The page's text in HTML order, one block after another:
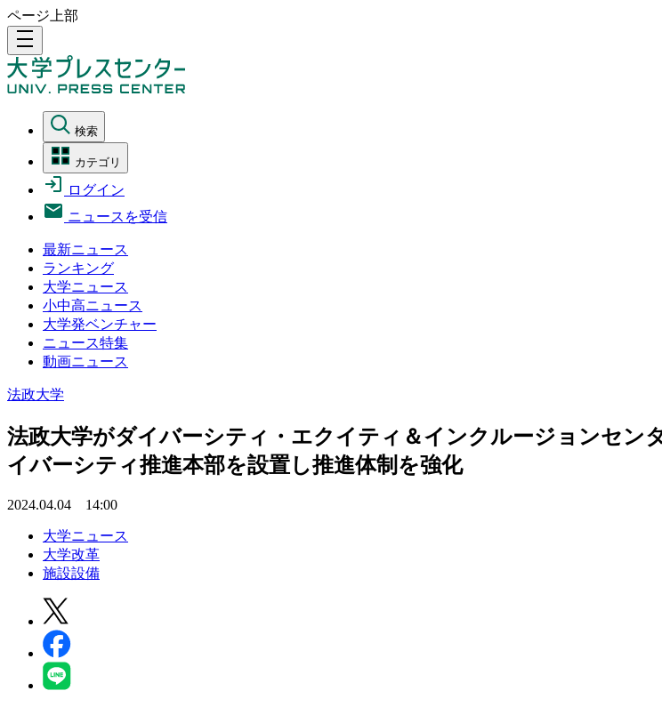
ページ上部
density_medium
検索
カテゴリ
ログイン
ニュースを受信
最新ニュース
ランキング
大学ニュース
小中高ニュース
大学発ベンチャー
ニュース特集
動画ニュース
法政大学
法政大学がダイバーシティ・エクイティ＆インクルージョンセ
イバーシティ推進本部を設置し推進体制を強化
2024.04.04 14:00
大学ニュース
大学改革
施設設備